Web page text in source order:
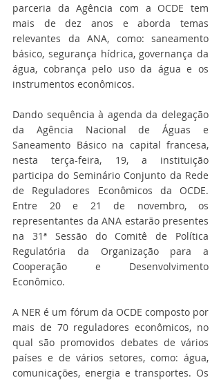
parceria da Agência com a OCDE tem
mais de dez anos e aborda temas
relevantes da ANA, como: saneamento
básico, segurança hídrica, governança da
água, cobrança pelo uso da água e os
instrumentos econômicos.
Dando sequência à agenda da delegação
da Agência Nacional de Águas e
Saneamento Básico na capital francesa,
nesta terça-feira, 19, a instituição
participa do Seminário Conjunto da Rede
de Reguladores Econômicos da OCDE.
Entre 20 e 21 de novembro, os
representantes da ANA estarão presentes
na 31ª Sessão do Comitê de Política
Regulatória da Organização para a
Cooperação e Desenvolvimento
Econômico.
A NER é um fórum da OCDE composto por
mais de 70 reguladores econômicos, no
qual são promovidos debates de vários
países e de vários setores, como: água,
comunicações, energia e transportes. Os